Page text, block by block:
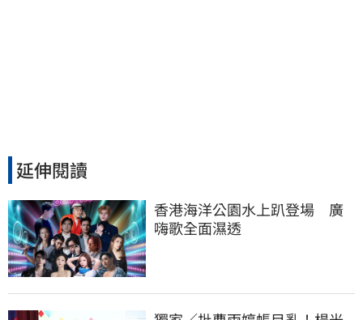
延伸閱讀
香港海洋公園水上趴登場　廣
嗨歌全面濕透